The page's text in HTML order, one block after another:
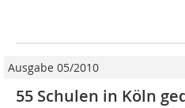
Ausgabe 05/2010
55 Schulen in Köln